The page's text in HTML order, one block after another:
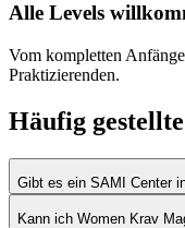
Alle Levels
Vom kompletten
Praktizierenden.
Häufig
Gibt es ein SAMI Center
Kann ich Women Krav